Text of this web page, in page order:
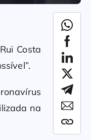
Costa
na